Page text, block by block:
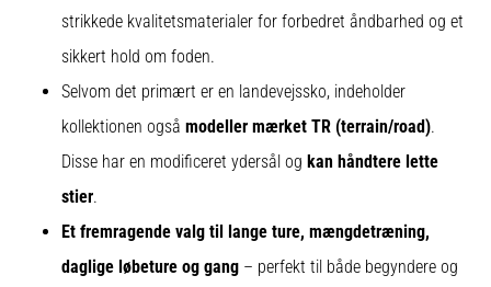
Vis
alle
artikler
strikkede kvalitetsmaterialer for forbedret åndbarhed og et
sikkert hold om foden.
Selvom det primært er en landevejssko, indeholder
kollektionen også modeller mærket TR (terrain/road).
Disse har en modificeret ydersål og kan håndtere lette
stier.
Et fremragende valg til lange ture, mængdetræning,
daglige løbeture og gang – perfekt til både begyndere og